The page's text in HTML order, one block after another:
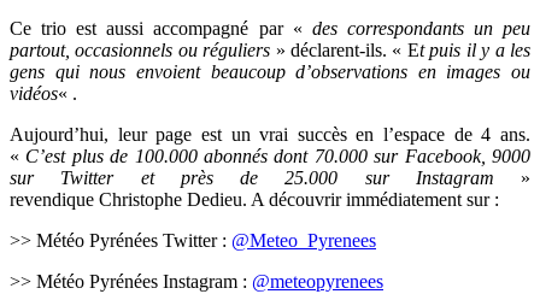
Ce trio est aussi accompagné par « des correspondants un peu
partout, occasionnels ou réguliers » déclarent-ils. « Et puis il y a les
gens qui nous envoient beaucoup d’observations en images ou
vidéos« .
Aujourd’hui, leur page est un vrai succès en l’espace de 4 ans.
« C’est plus de 100.000 abonnés dont 70.000 sur Facebook, 9000
sur Twitter et près de 25.000 sur Instagram »
revendique Christophe Dedieu. A découvrir immédiatement sur :
>> Météo Pyrénées Twitter : @Meteo_Pyrenees
>> Météo Pyrénées Instagram : @meteopyrenees